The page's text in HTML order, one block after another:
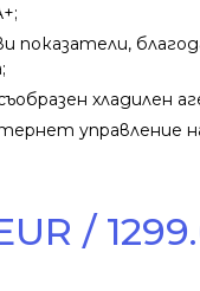
показатели,
хладилен
управление
/